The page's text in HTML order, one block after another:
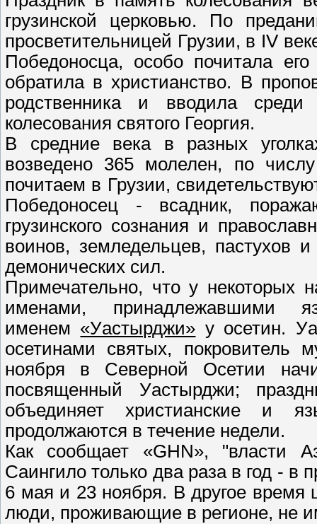
грузинской церковью. По
просветительницей Грузии, в IV
Победоносца, особо почитала
обратила в христианство. В
родственника и вводила
колесования святого Георгия.
В средние века в разных
возведено 365 молелен, по
почитаем в Грузии,
Победоносец - всадник,
грузинского сознания и
воинов, земледельцев, пастухов
демонических сил.
Примечательно, что у некоторых
именами, принадлежавшими
именем «Уастырджи» у осетин.
осетинами святых, покровитель
ноября в Северной Осетии
посвященный Уастырджи;
объединяет христианские и
продолжаются в течение недели.
Как сообщает «GHN», "власти
Саингило только два раза в год - в
6 мая и 23 ноября. В другое время
люди, проживающие в регионе, не